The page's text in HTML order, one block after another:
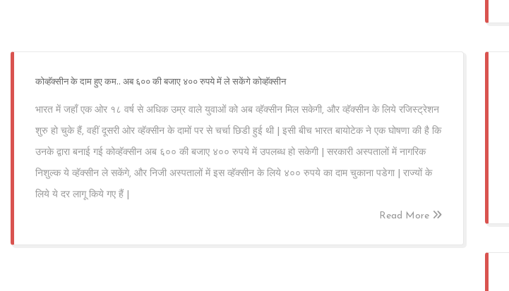
कोव्हॅक्सीन के दाम हुए कम.. अब ६०० की बजाए ४०० रुपये में ले सकेंगे कोव्हॅक्सीन
भारत में जहाँ एक ओर १८ वर्ष से अधिक उम्र वाले युवाओं को अब व्हॅक्सीन मिल सकेगी, और व्हॅक्सीन के लिये रजिस्ट्रेशन
शुरु हो चुके हैं, वहीं दूसरी ओर व्हॅक्सीन के दामों पर से चर्चा छिडी हुई थी | इसी बीच भारत बायोटेक ने एक घोषणा की है कि
उनके द्वारा बनाई गई कोव्हॅक्सीन अब ६०० की बजाए ४०० रुपये में उपलब्ध हो सकेगी | सरकारी अस्पतालों में नागरिक
निशुल्क ये व्हॅक्सीन ले सकेंगे, और निजी अस्पतालों में इस व्हॅक्सीन के लिये ४०० रुपये का दाम चुकाना पडेगा | राज्यों के
लिये ये दर लागू किये गए हैं |
Read More